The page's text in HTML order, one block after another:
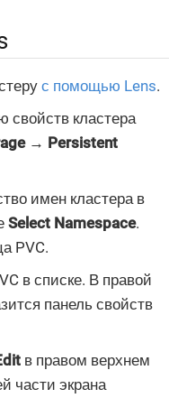
с помощью Lens.
кластера
→ Persistent
имен кластера в
Select Namespace.
PVC.
в списке. В правой
панель свойств
в правом верхнем
части экрана